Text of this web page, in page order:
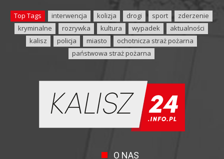
Top Tags interwencja kolizja drogi sport
zderzenie
kryminalne
rozrywka kultura wypadek
aktualności
kalisz
policja miasto
ochotnicza straż pożarna
państwowa straż pożarna
O NAS